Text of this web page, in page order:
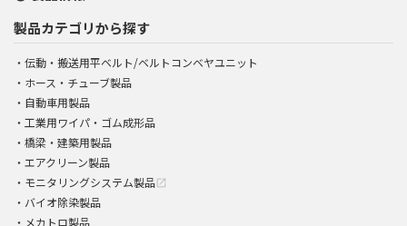
製品カテゴリから探す
伝動・搬送用平ベルト/ベルトコンベヤユニット
ホース・チューブ製品
自動車用製品
工業用ワイパ・ゴム成形品
橋梁・建築用製品
エアクリーン製品
モニタリングシステム製品 open_in_new
バイオ除染製品
メカトロ製品